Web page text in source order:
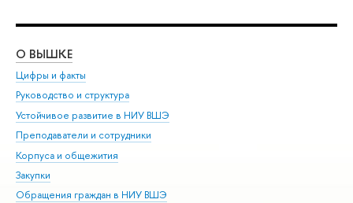
О ВЫШКЕ
Цифры и факты
Руководство и структура
Устойчивое развитие в НИУ ВШЭ
Преподаватели и сотрудники
Корпуса и общежития
Закупки
Обращения граждан в НИУ ВШЭ